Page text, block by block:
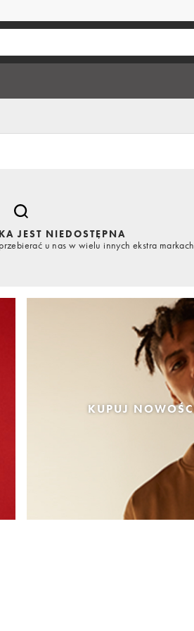
JEST NIEDOSTĘPNA
u nas w wielu innych ekstra
KUPUJ